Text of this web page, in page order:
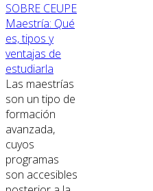
SOBRE CEUPE
Maestría: Qué
es, tipos y
ventajas de
estudiarla
Las maestrías
son un tipo de
formación
avanzada,
cuyos
programas
son accesibles